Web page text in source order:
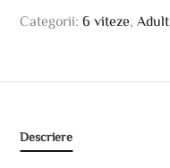
Categorii:6 viteze Adult
Descriere